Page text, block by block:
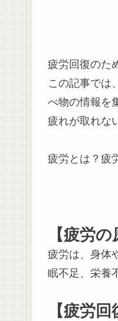
疲労回復のた
この記事では
べ物の情報を
疲れが取れな
疲労とは？疲
【疲労の
疲労は、身体
眠不足、栄養
【疲労